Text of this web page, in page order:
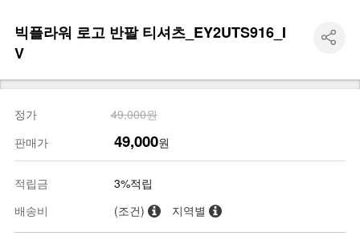
빅플라워 로고 반팔 티셔츠_EY2UTS916_I
V
정가
49,000원
판매가
49,000원
적립금
3%적립
배송비
(조건) 지역별